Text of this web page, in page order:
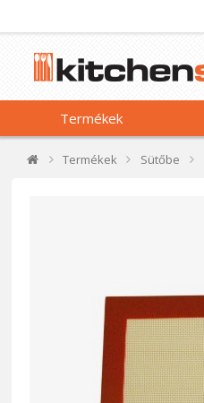
Termékek
Termékek Sütőbe